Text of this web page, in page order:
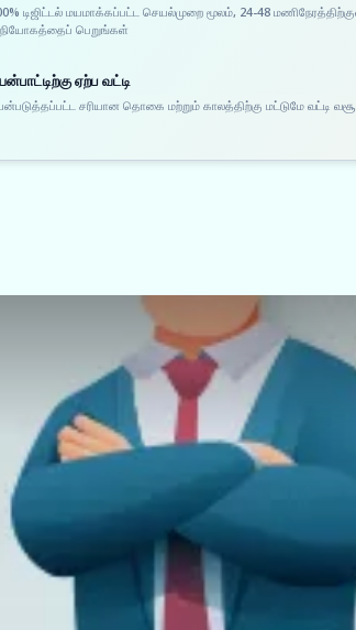
டிஜிட்டல் மயமாக்கப்பட்ட செயல்முறை மூலம், 24-48
பெறுங்கள்
ஏற்ப வட்டி
சரியான தொகை மற்றும் காலத்திற்கு மட்டுமே வட்டி